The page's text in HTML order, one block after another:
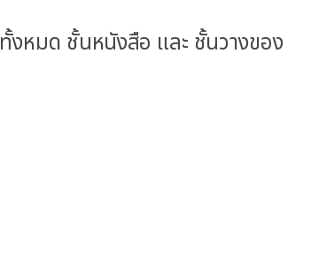
ทั้งหมด ชั้นหนังสือ และ ชั้นวางของ